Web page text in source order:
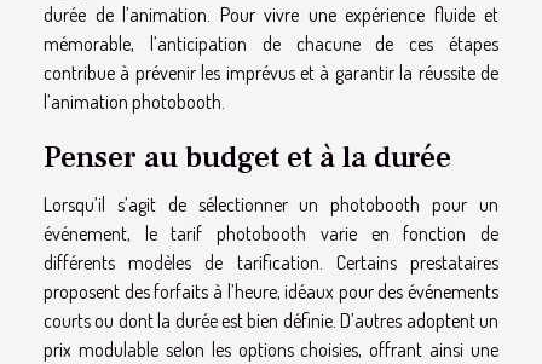
durée de l’animation. Pour vivre une expérience fluide et
mémorable, l’anticipation de chacune de ces étapes
contribue à prévenir les imprévus et à garantir la réussite de
l’animation photobooth.
Penser au budget et à la durée
Lorsqu’il s’agit de sélectionner un photobooth pour un
événement, le tarif photobooth varie en fonction de
différents modèles de tarification. Certains prestataires
proposent des forfaits à l’heure, idéaux pour des événements
courts ou dont la durée est bien définie. D’autres adoptent un
prix modulable selon les options choisies, offrant ainsi une